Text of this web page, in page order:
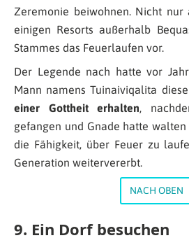
Zeremonie beiwohnen. Nicht
einigen Resorts außerhalb
Stammes das Feuerlaufen vor.
Der Legende nach hatte vor
Mann namens Tuinaiviqalita diese
einer Gottheit erhalten ,
gefangen und Gnade hatte
die Fähigkeit, über Feuer zu
Generation weitervererbt.
NACH OBEN
9. Ein Dorf besuchen